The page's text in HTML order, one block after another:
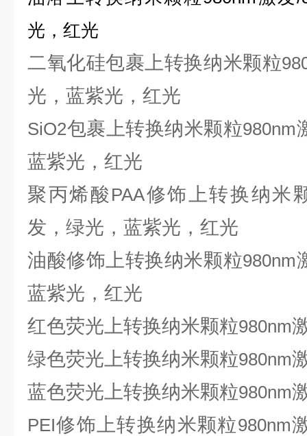
光，红光
二氧化硅包裹上转换纳米颗粒
光，蓝紫光，红光
SiO2包裹上转换纳米颗粒980nm
蓝紫光，红光
聚丙烯酸 PAA修饰上转换纳米
发，绿光，蓝紫光，红光
油酸修饰上转换纳米颗粒980nm
蓝紫光，红光
红色荧光上转换纳米颗粒980nm
绿色荧光上转换纳米颗粒980nm
蓝色荧光上转换纳米颗粒980nm
PEI修饰上转换纳米颗粒980nm